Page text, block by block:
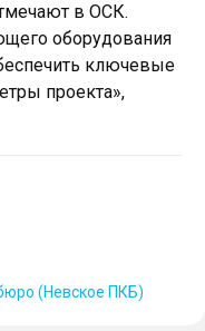
в ОСК.
оборудования
ключевые
проекта»,
(Невское ПКБ)